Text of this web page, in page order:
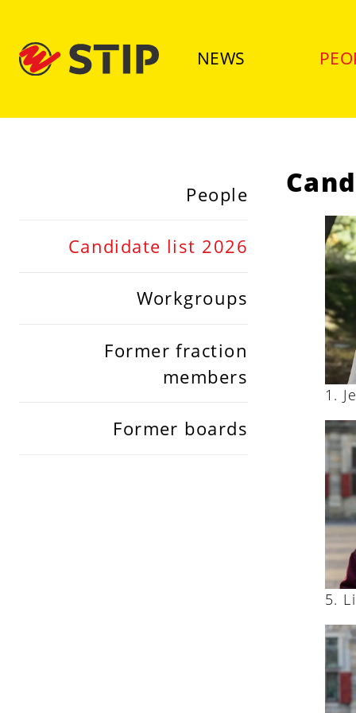
NEWS
People
Candidate list 2026
Workgroups
Former fraction
members
Former boards